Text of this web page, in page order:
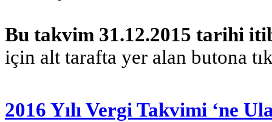
Bu takvim 31.12.2015 tarihi
için alt tarafta yer alan butona
2016 Yılı Vergi Takvimi ‘ne